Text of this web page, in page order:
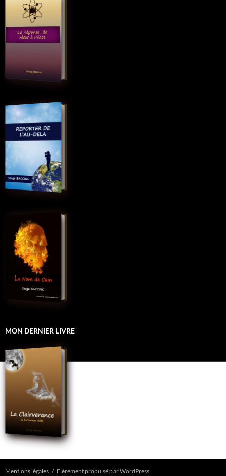
MON DERNIER LIVRE
Mentions légales Fièrement propulsé par WordPress